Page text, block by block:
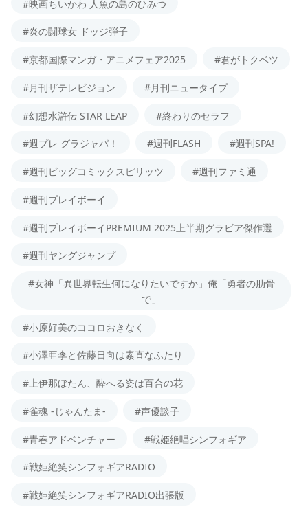
#映画ちいかわ 人魚の島のひみつ
#炎の闘球女 ドッジ弾子
#京都国際マンガ・アニメフェア2025 #君がトクベツ
#月刊ザテレビジョン #月刊ニュータイプ
#幻想水滸伝 STAR LEAP #終わりのセラフ
#週プレ グラジャパ！ #週刊FLASH #週刊SPA!
#週刊ビッグコミックスピリッツ #週刊ファミ通
#週刊プレイボーイ
#週刊プレイボーイPREMIUM 2025上半期グラビア傑作選
#週刊ヤングジャンプ
#女神「異世界転生何になりたいですか」俺「勇者の肋骨
で」
#小原好美のココロおきなく
#小澤亜李と佐藤日向は素直なふたり
#上伊那ぼたん、酔へる姿は百合の花
#雀魂 -じゃんたま- #声優談子
#青春アドベンチャー #戦姫絶唱シンフォギア
#戦姫絶笑シンフォギアRADIO
#戦姫絶笑シンフォギアRADIO出張版